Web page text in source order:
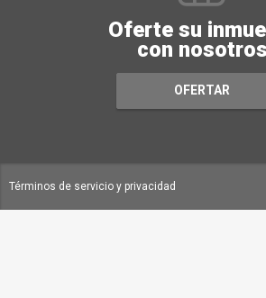
Oferte su
con nosotros
OFERTAR
Términos de servicio y privacidad